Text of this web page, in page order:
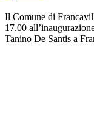
Il Comune di
17.00
Tanino De Santis a